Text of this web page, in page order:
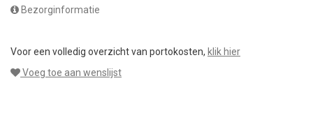
Bezorginformatie
Voor een volledig overzicht van portokosten, klik hier
Voeg toe aan wenslijst